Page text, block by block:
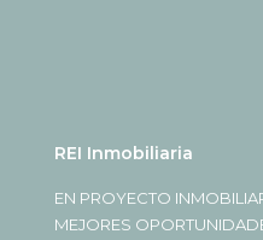
REI Inmobiliaria
EN PROYECTO
MEJORES